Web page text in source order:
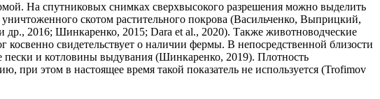
На спутниковых снимках сверхвысокого разрешения можно выделить
скотом растительного покрова (Васильченко, Выприцкий,
2016; Шинкаренко, 2015; Dara et al., 2020). Также животноводческие
свидетельствует о наличии фермы. В непосредственной близости
пески и котловины выдувания (Шинкаренко, 2019). Плотность
при этом в настоящее время такой показатель не используется (Trofimov